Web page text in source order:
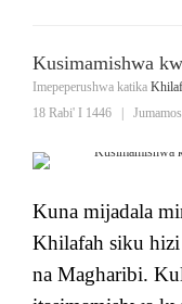
Kusimamishwa
Imepeperushwa katika
18 Rabi' I 1446
Kuna mijadala
Khilafah siku
na Magharibi.